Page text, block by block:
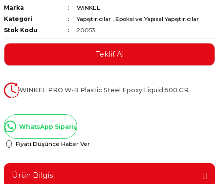
Kaplamalar
ve Penseler
Marka
WINKEL
Kategori
Yapıştırıcılar , Epoksi ve Yapısal Yapıştırıcılar
Stok Kodu
20053
Teklif Al
WINKEL PRO W-B Plastic Steel Epoxy Liquid 500 GR
WhatsApp Sipariş
Fiyatı Düşünce Haber Ver
Ürün Bilgisi